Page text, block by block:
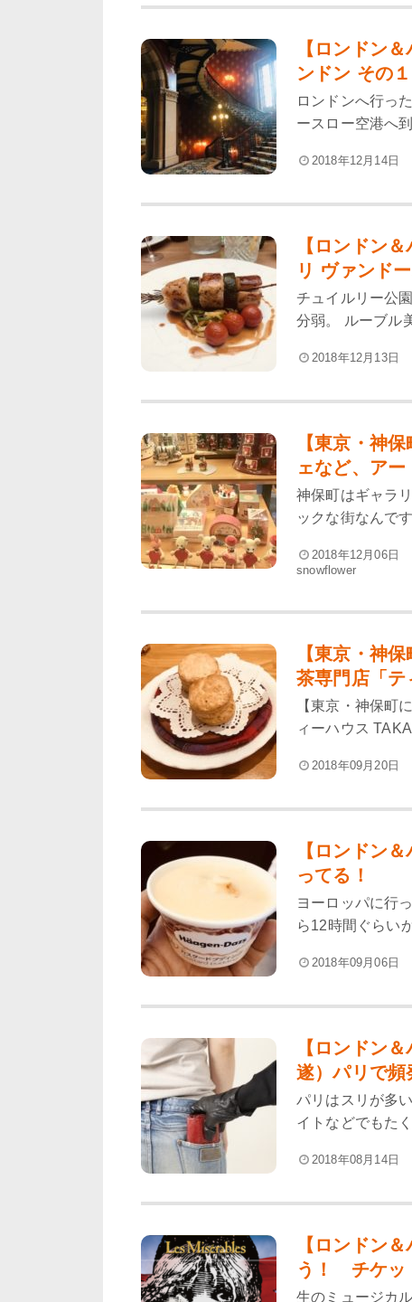
【ロンドン
ンドン その
ロンドンへ行っ
ースロー空港へ
2018年12月14日
【ロンドン
リ ヴァンド
チュイルリー公
分弱。 ルーブル
2018年12月13日
【東京・神
ェなど、ア
神保町はギャラ
ックな街なんで
2018年12月06日
snowflower
【東京・神
茶専門店「
【東京・神保町
ィーハウス
2018年09月20日
【ロンドン
ってる！
ヨーロッパに行
ら12時間ぐらい
2018年09月06日
【ロンドン
遂）パリで頻
パリはスリが多
イトなどでもた
2018年08月14日
【ロンドン
う！ チケッ
生のミュージカ